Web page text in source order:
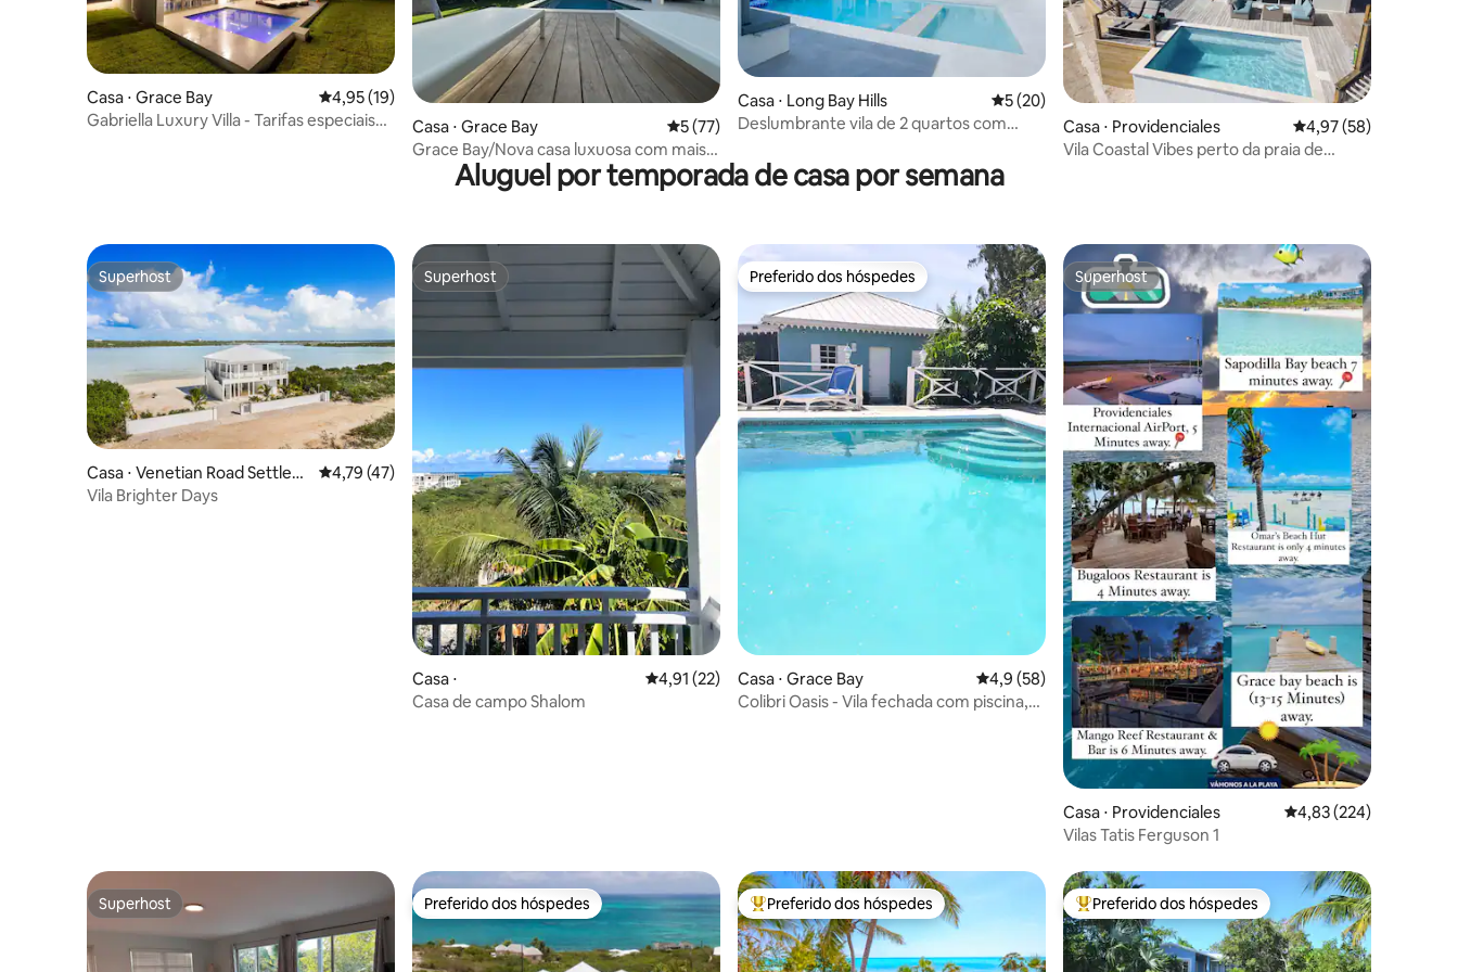
Casa ⋅ Grace Bay 4,95 de uma avaliação média de 5, 19 avaliações
4,95 (19)
Gabriella Luxury Villa - Tarifas especiais
Casa ⋅ Grace Bay 5 de uma avaliação média de 5, 77 avaliações
5 (77)
Grace Bay/Nova casa luxuosa com mais
de 3 quartos e piscina
Casa ⋅ Long Bay Hills 5 de uma avaliação média de 5, 20 avaliações
5 (20)
Deslumbrante vila de 2 quartos com
Casa ⋅ Providenciales 4,97 de uma
4,97 (58)
Vila Coastal Vibes perto da praia de
Aluguel por temporada de casa por semana
Superhost
Superhost
Casa ⋅ Venetian Road Settlem
ent
4,79 de uma avaliação média de 5, 47 avaliações
4,79 (47)
Vila Brighter Days
Superhost
Superhost
Casa ⋅ 4,91 de uma avaliação média de 5, 22 avaliações
4,91 (22)
Casa de campo Shalom
Preferido dos hóspedes
Preferido dos hóspedes
Casa ⋅ Grace Bay 4,9 de uma avaliação média de 5, 58 avaliações
4,9 (58)
Colibri Oasis - Vila fechada com piscina,
Superhost
Superhost
Casa ⋅ Providenciales 4,83 de uma avaliação
4,83 (224)
Vilas Tatis Ferguson 1
Superhost
Superhost Preferido dos hóspedes
Preferido dos hóspedes Entre os melhores preferidos dos hóspedes
Preferido dos hóspedes Entre os melhores preferidos dos hóspedes
Preferido dos hóspedes